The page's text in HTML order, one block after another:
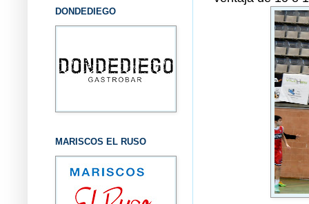
DONDEDIEGO
MARISCOS EL RUSO